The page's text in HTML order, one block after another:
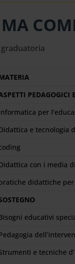
PEDAGOGICI
per
e tecnologia
con i media
didattiche per
educativi
e tecniche